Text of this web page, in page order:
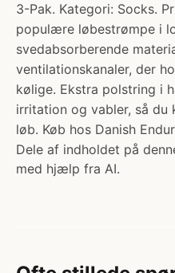
3-Pak. Kategori: Socks.
populære løbestrømpe i
svedabsorberende
ventilationskanaler, der
kølige. Ekstra polstring i
irritation og vabler, så du
løb. Køb hos Danish
Dele af indholdet på
med hjælp fra AI.